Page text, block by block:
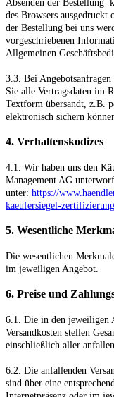
Absenden der Bestellung
des Browsers ausgedruckt
der Bestellung bei uns
vorgeschriebenen
Allgemeinen
3.3. Bei
Sie alle Vertragsdaten im
Textform übersandt, z.B.
elektronisch sichern
4. Verhaltenskodizes
4.1. Wir haben uns den
Management AG
unter: https://
kaeufersiegel-
5. Wesentliche
Die wesentlichen
im jeweiligen Angebot.
6. Preise und
6.1. Die in den jeweiligen
Versandkosten stellen
einschließlich aller
6.2. Die anfallenden
sind über eine